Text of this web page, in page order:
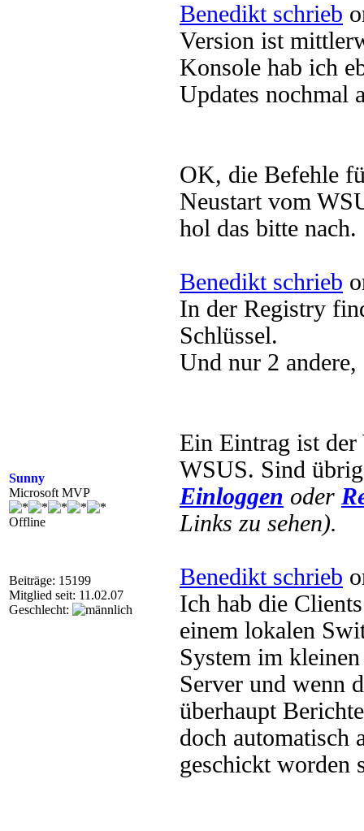
Sunny
Microsoft MVP
Offline
Beiträge: 15199
Mitglied seit: 11.02.07
Geschlecht:
Benedikt schrieb
Version ist
Konsole hab ich
Updates nochmal
OK, die Befehle
Neustart vom
hol das bitte nach.
Benedikt schrieb
In der Registry
Schlüssel.
Und nur 2
Ein Eintrag ist
WSUS. Sind
Einloggen oder
Links zu sehen).
Benedikt schrieb
Ich hab die
einem lokalen
System im
Server und wenn
überhaupt
doch automatisch
geschickt worden